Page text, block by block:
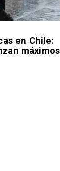
en Chile:
máximos